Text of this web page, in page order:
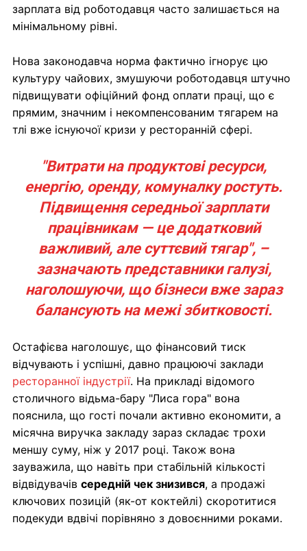
зарплата від роботодавця часто залишається на
мінімальному рівні.
Нова законодавча норма фактично ігнорує цю
культуру чайових, змушуючи роботодавця штучно
підвищувати офіційний фонд оплати праці, що є
прямим, значним і некомпенсованим тягарем на
тлі вже існуючої кризи у ресторанній сфері.
"Витрати на продуктові ресурси,
енергію, оренду, комуналку ростуть.
Підвищення середньої зарплати
працівникам — це додатковий
важливий, але суттєвий тягар", –
зазначають представники галузі,
наголошуючи, що бізнеси вже зараз
балансують на межі збитковості.
Остафієва наголошує, що фінансовий тиск
відчувають і успішні, давно працюючі заклади
ресторанної індустрії. На прикладі відомого
столичного відьма-бару "Лиса гора" вона
пояснила, що гості почали активно економити, а
місячна виручка закладу зараз складає трохи
меншу суму, ніж у 2017 році. Також вона
зауважила, що навіть при стабільній кількості
відвідувачів середній чек знизився, а продажі
ключових позицій (як-от коктейлі) скоротитися
подекуди вдвічі порівняно з довоєнними роками.